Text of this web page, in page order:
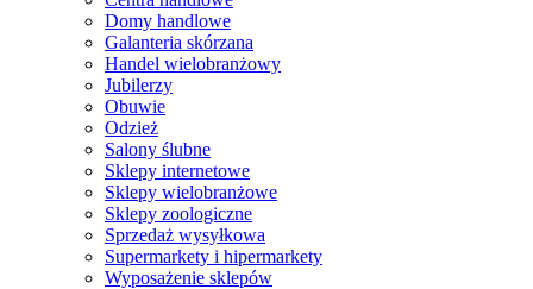
Domy handlowe
Galanteria skórzana
Handel wielobranżowy
Jubilerzy
Obuwie
Odzież
Salony ślubne
Sklepy internetowe
Sklepy wielobranżowe
Sklepy zoologiczne
Sprzedaż wysyłkowa
Supermarkety i hipermarkety
Wyposażenie sklepów